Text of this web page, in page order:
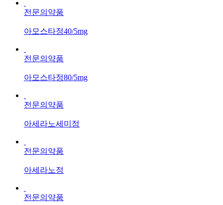
전문의약품
아모스타정40/5mg
전문의약품
아모스타정80/5mg
전문의약품
아세라노세미정
전문의약품
아세라노정
전문의약품